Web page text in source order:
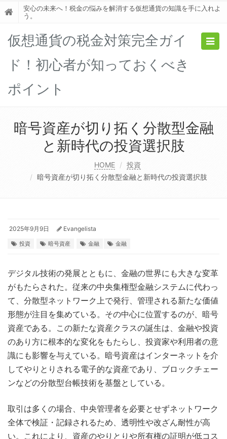
安心の未来へ！税金の悩みを解消する仮想通貨の知識を手に入れよ
う。
仮想通貨の税金対策完全ガイ
ド！初心者が知っておくべき
ポイント
暗号資産が切り拓く分散型金融
と新時代の投資選択肢
HOME
投資
暗号資産が切り拓く分散型金融と新時代の投資選択肢
2025年9月9日 Evangelista
投資 暗号資産 金融 金融
デジタル技術の発展とともに、金融の世界にも大きな変革
がもたらされた。 従来の中央集権型金融システムに代わっ
て、分散型ネットワーク上で発行、管理される新たな価値
形態が注目を集めている。その中心に位置するのが、暗号
資産である。この新たな資産クラスの誕生は、金融や投資
のあり方に根本的な変化をもたらし、投資家や利用者の意
識にも影響を与えている。暗号資産はインターネットを介
してやりとりされる電子的な資産であり、ブロックチェー
ンなどの分散型台帳技術を基盤としている。
取引は多くの場合、中央管理者を必要とせずネットワーク
全体で検証・記録されるため、透明性や改ざん耐性が高
い。これにより、資産のやりとりや所有権の証明が低コス